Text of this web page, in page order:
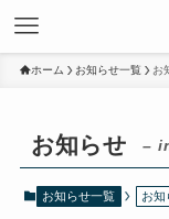
ホーム お知らせ一覧 お
お知らせ –
お知らせ一覧 お知